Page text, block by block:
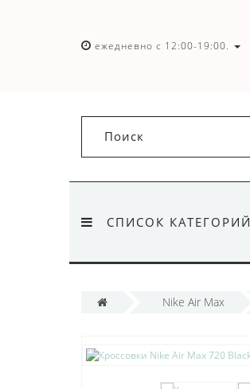
ежедневно с 12:00-19:00.
СПИСОК КАТЕГОРИЙ
Nike Air Max